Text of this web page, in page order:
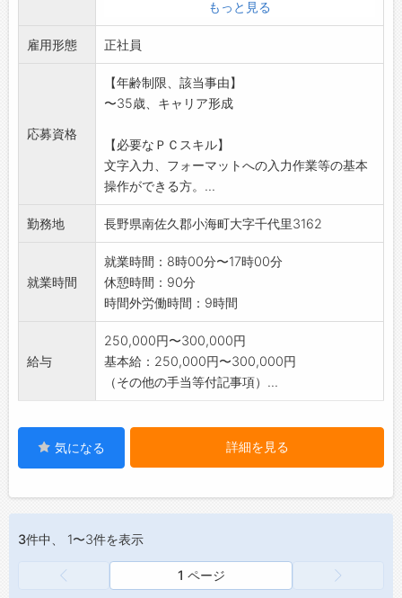
いので、入社3カ月～半年は現場作業を行い、
工事で使用する資機
材や工事の流れを覚えます。その後、土木部ま
たは建築部に所属し
、各部署の先輩とペアになって現場に配属され
ます。実際の現場で
す。
1・2年目には先輩の補佐をしながら知識と経験
を積んで下さい。
3年目には小規模な工事を1人で担当することを
目標に取り組んで
【未経験者歓迎】当社には建設業未経験から現
場代理人になった社
員が複数います!一緒に大きなモノづくりしませ
んか?
<業務変更の範囲:現場作業>
もっと見る
雇用形態 正社員
応募資格
【年齢制限、該当事由】
〜35歳、キャリア形成
【必要なＰＣスキル】
文字入力、フォーマットへの入力作業等の基本
操作ができる方。...
勤務地 長野県南佐久郡小海町大字千代里3162
就業時間
就業時間：8時00分〜17時00分
休憩時間：90分
時間外労働時間：9時間
給与
250,000円〜300,000円
基本給：250,000円〜300,000円
（その他の手当等付記事項）...
気になる 詳細を見る
3件中、 1〜3件を表示
1 ページ